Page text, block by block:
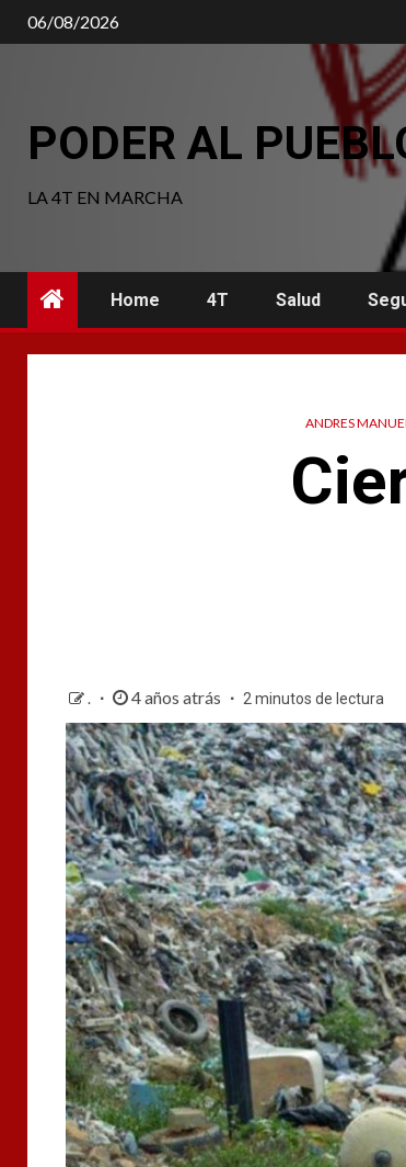
Saltar
al
06/08/2026
PODER AL
LA 4T EN MARCHA
Home 4T Salud
ANDRES
. 4 años atrás 2 minutos de lectura